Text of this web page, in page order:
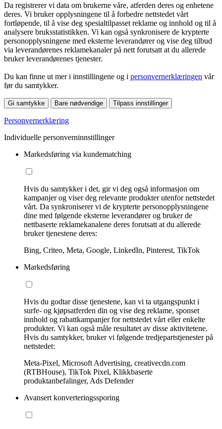
Da registrerer vi data om brukerne våre, atferden deres og enhetene
deres. Vi bruker opplysningene til å forbedre nettstedet vårt
fortløpende, til å vise deg spesialtilpasset reklame og innhold og til å
analysere bruksstatistikken. Vi kan også synkronisere de krypterte
personopplysningene med eksterne leverandører og vise deg tilbud
via leverandørenes reklamekanaler på nett forutsatt at du allerede
bruker leverandørenes tjenester.
Du kan finne ut mer i innstillingene og i personvernerklæringen vår
før du samtykker.
Gi samtykke Bare nødvendige Tilpass innstillinger
Personvernerklæring
Individuelle personverninnstillinger
Markedsføring via kundematching
Hvis du samtykker i det, gir vi deg også informasjon om
kampanjer og viser deg relevante produkter utenfor nettstedet
vårt. Da synkroniserer vi de krypterte personopplysningene
dine med følgende eksterne leverandører og bruker de
nettbaserte reklamekanalene deres forutsatt at du allerede
bruker tjenestene deres:
Bing, Criteo, Meta, Google, LinkedIn, Pinterest, TikTok
Markedsføring
Hvis du godtar disse tjenestene, kan vi ta utgangspunkt i
surfe- og kjøpsatferden din og vise deg reklame, sponset
innhold og rabattkampanjer for nettstedet vårt eller enkelte
produkter. Vi kan også måle resultatet av disse aktivitetene.
Hvis du samtykker, bruker vi følgende tredjepartstjenester på
nettstedet:
Meta-Pixel, Microsoft Advertising, creativecdn.com
(RTBHouse), TikTok Pixel, Klikkbaserte
produktanbefalinger, Ads Defender
Avansert konverteringssporing